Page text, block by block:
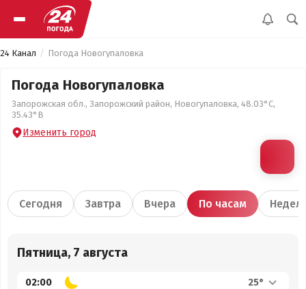
24 Канал Погода Новогупаловка
Погода Новогупаловка
Запорожская обл., Запорожский район, Новогупаловка, 48.03°С,
35.43°В
Изменить город
Сегодня Завтра Вчера По часам
Пятница, 7 августа
02:00
25°